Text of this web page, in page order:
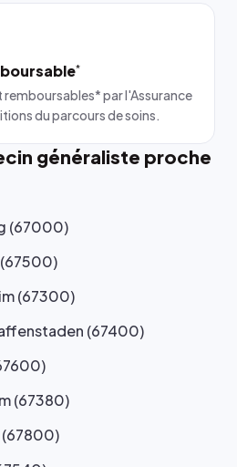
*
par l'Assurance
du parcours de soins.
généraliste proche
(67000)
(67300)
(67400)
(67380)
(67800)